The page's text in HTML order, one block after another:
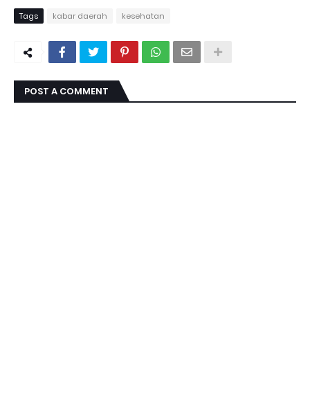
Tags kabar daerah kesehatan
POST A COMMENT